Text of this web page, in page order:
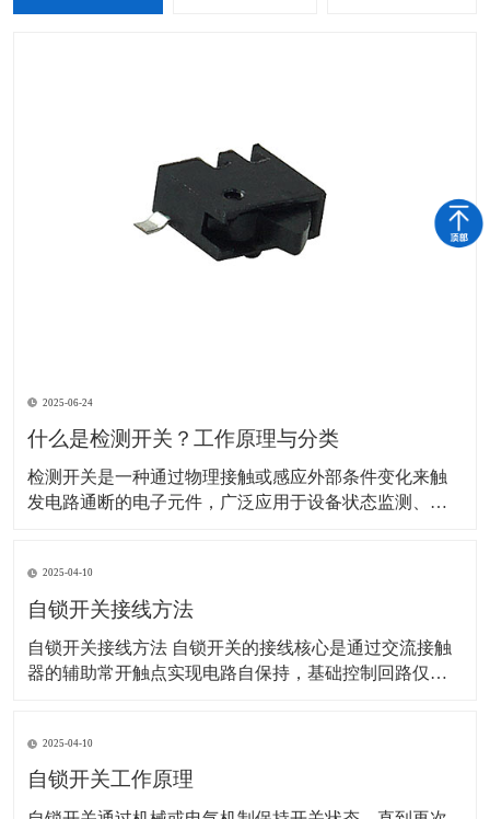
2025-06-24
什么是检测开关？工作原理与分类
检测开关是一种通过物理接触或感应外部条件变化来触
发电路通断的电子元件，广泛应用于设备状态监测、安
内部电路状态： 机械式：外力（如按压、位移）使内部
弹片或触点变形，直接连通或断开电路。 示
2025-04-10
自锁开关接线方法
自锁开关接线方法 自锁开关的接线核心是通过交流接触
器的辅助常开触点实现电路自保持，基础控制回路仅需6
触器线圈的A1端子，火线（L）经熔断器后接入热继电器
常闭触点（95），再连接至停
2025-04-10
自锁开关工作原理